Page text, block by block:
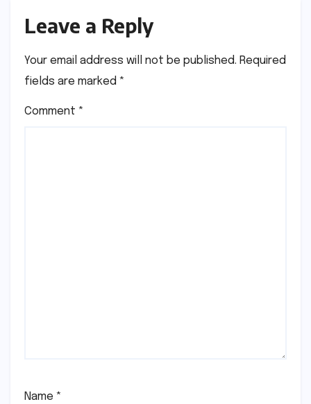
Leave a Reply
Your email address will not be published. Required
fields are marked *
Comment *
Name *